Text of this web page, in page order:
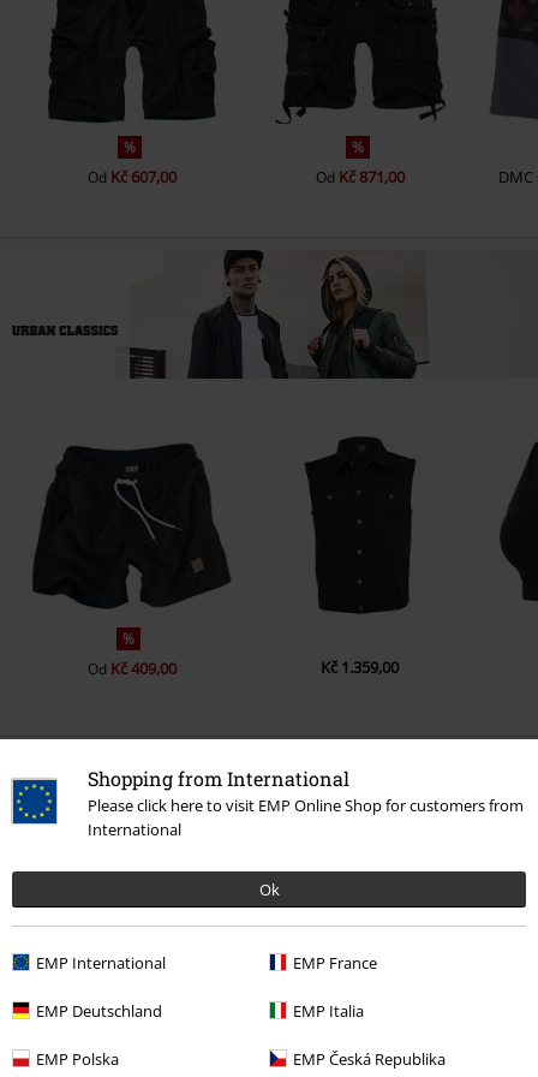
Shopping from International
Please click here to visit EMP Online Shop for customers from
International
Ok
EMP International EMP France
EMP Deutschland EMP Italia
EMP Polska EMP Česká Republika
%
Od Kč 607,00
%
Od Kč 871,00 DMC
%
Od Kč 409,00 Kč 1.359,00
0 Hodnocení
Podělte se o váš názor "Raglan Contrast Tee".